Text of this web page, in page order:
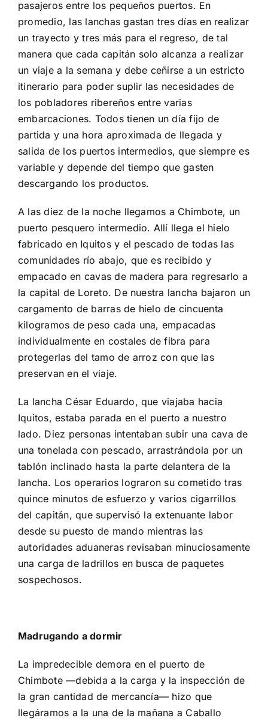
pasajeros entre los pequeños puertos. En
promedio, las lanchas gastan tres días en realizar
un trayecto y tres más para el regreso, de tal
manera que cada capitán solo alcanza a realizar
un viaje a la semana y debe ceñirse a un estricto
itinerario para poder suplir las necesidades de
los pobladores ribereños entre varias
embarcaciones. Todos tienen un día fijo de
partida y una hora aproximada de llegada y
salida de los puertos intermedios, que siempre es
variable y depende del tiempo que gasten
descargando los productos.
A las diez de la noche llegamos a Chimbote, un
puerto pesquero intermedio. Allí llega el hielo
fabricado en Iquitos y el pescado de todas las
comunidades río abajo, que es recibido y
empacado en cavas de madera para regresarlo a
la capital de Loreto. De nuestra lancha bajaron un
cargamento de barras de hielo de cincuenta
kilogramos de peso cada una, empacadas
individualmente en costales de fibra para
protegerlas del tamo de arroz con que las
preservan en el viaje.
La lancha César Eduardo, que viajaba hacia
Iquitos, estaba parada en el puerto a nuestro
lado. Diez personas intentaban subir una cava de
una tonelada con pescado, arrastrándola por un
tablón inclinado hasta la parte delantera de la
lancha. Los operarios lograron su cometido tras
quince minutos de esfuerzo y varios cigarrillos
del capitán, que supervisó la extenuante labor
desde su puesto de mando mientras las
autoridades aduaneras revisaban minuciosamente
una carga de ladrillos en busca de paquetes
sospechosos.
Madrugando a dormir
La impredecible demora en el puerto de
Chimbote —debida a la carga y la inspección de
la gran cantidad de mercancía— hizo que
llegáramos a la una de la mañana a Caballo